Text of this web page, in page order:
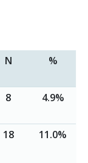
N %
8 4.9%
18 11.0%